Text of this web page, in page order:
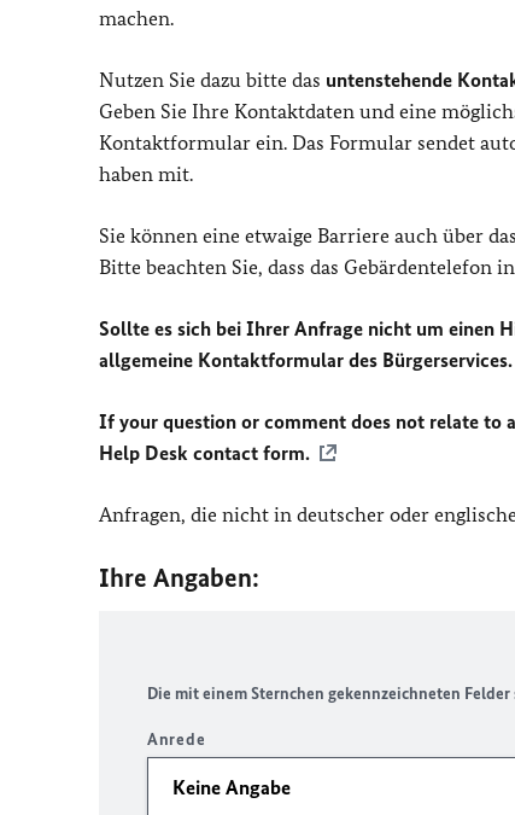
machen.
Nutzen Sie dazu bitte das untenstehende
Geben Sie Ihre Kontaktdaten und eine
Kontaktformular ein. Das Formular sendet
haben mit.
Sie können eine etwaige Barriere auch über
Bitte beachten Sie, dass das Gebärdentelefon
Sollte es sich bei Ihrer Anfrage nicht um einen
allgemeine Kontaktformular des Bürgerservices.
If your question or comment does not relate to
Help Desk contact form.
Anfragen, die nicht in deutscher oder
Ihre Angaben:
Die mit einem Sternchen gekennzeichneten
Anrede